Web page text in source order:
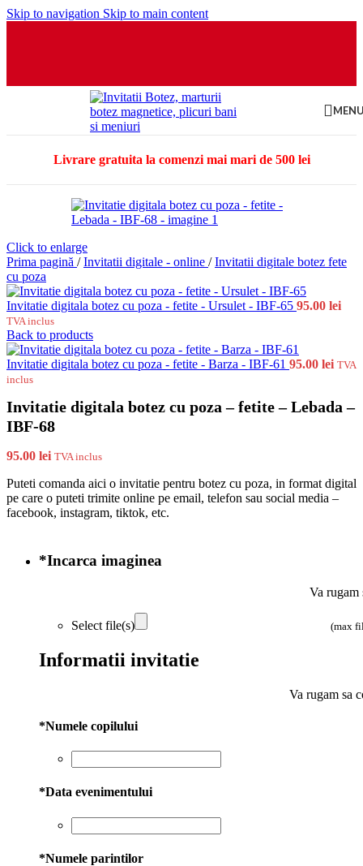
Skip to navigation Skip to main content
Livrare gratuita la comenzi mai mari de 500 lei
Click to enlarge
Prima pagină / Invitatii digitale - online / Invitatii digitale botez fete
cu poza
Invitatie digitala botez cu poza - fetite - Ursulet - IBF-65 95.00 lei
TVA inclus
Back to products
Invitatie digitala botez cu poza - fetite - Barza - IBF-61 95.00 lei TVA
inclus
Invitatie digitala botez cu poza – fetite – Lebada –
IBF-68
95.00 lei TVA inclus
Puteti comanda aici o invitatie pentru botez cu poza, in format digital
pe care o puteti trimite online pe email, telefon sau social media –
facebook, instagram, tiktok, etc.
*Incarca imaginea
Va rugam
Select file(s) (max
Informatii invitatie
Va rugam sa
*Numele copilului
*Data evenimentului
*Numele parintilor